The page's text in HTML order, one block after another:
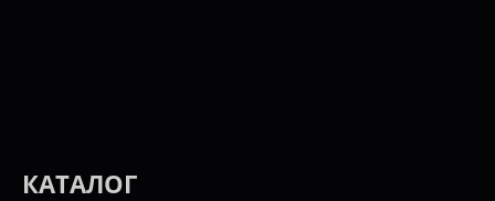
КАТАЛОГ